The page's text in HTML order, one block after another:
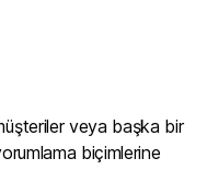
veya başka bir
biçimlerine